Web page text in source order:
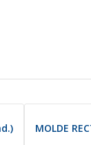
MOLDE